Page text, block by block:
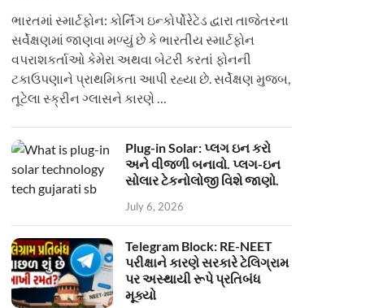
ભારતમાં સ્માર્ટફોન: કોર્નિંગ ઇન્કોર્પોરેટેડ દ્વારા તાજેતરના
સર્વેક્ષણમાં જાણવા મળ્યું છે કે ભારતીય સ્માર્ટફોન
વપરાશકર્તાઓ કેમેરા અથવા બેટરી કરતાં ફોનની
ટકાઉપણાને પ્રાથમિકતા આપી રહ્યા છે. સર્વેક્ષણ મુજબ,
તૂટેલા સ્ક્રીન ગ્લાસને કારણે …
Plug-in Solar: પ્લગ ઇન કરો
અને વીજળી બનાવો. પ્લગ-ઇન
સોલાર ટેકનોલોજી વિશે જાણો.
July 6, 2026
Telegram Block: RE-NEET
પરીક્ષાને કારણે સરકારે ટેલિગ્રામ
પર અસ્થાયી રૂપે પ્રતિબંધ
મૂક્યો